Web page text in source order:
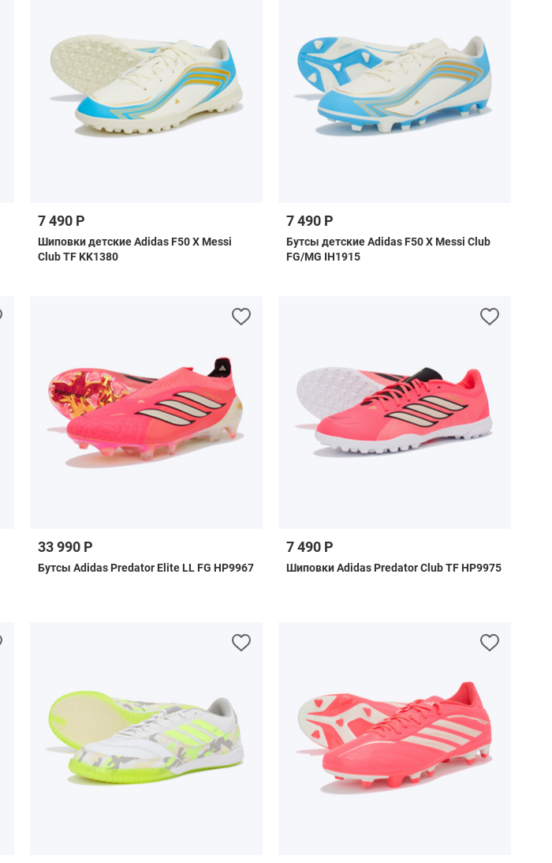
7 490 Р
Шиповки детские Adidas F50 X Messi
Club TF KK1380
7 490 Р
Бутсы детские Adidas F50 X Messi Club
FG/MG IH1915
33 990 Р
Бутсы Adidas Predator Elite LL FG HP9967
7 490 Р
Шиповки Adidas Predator Club TF HP9975